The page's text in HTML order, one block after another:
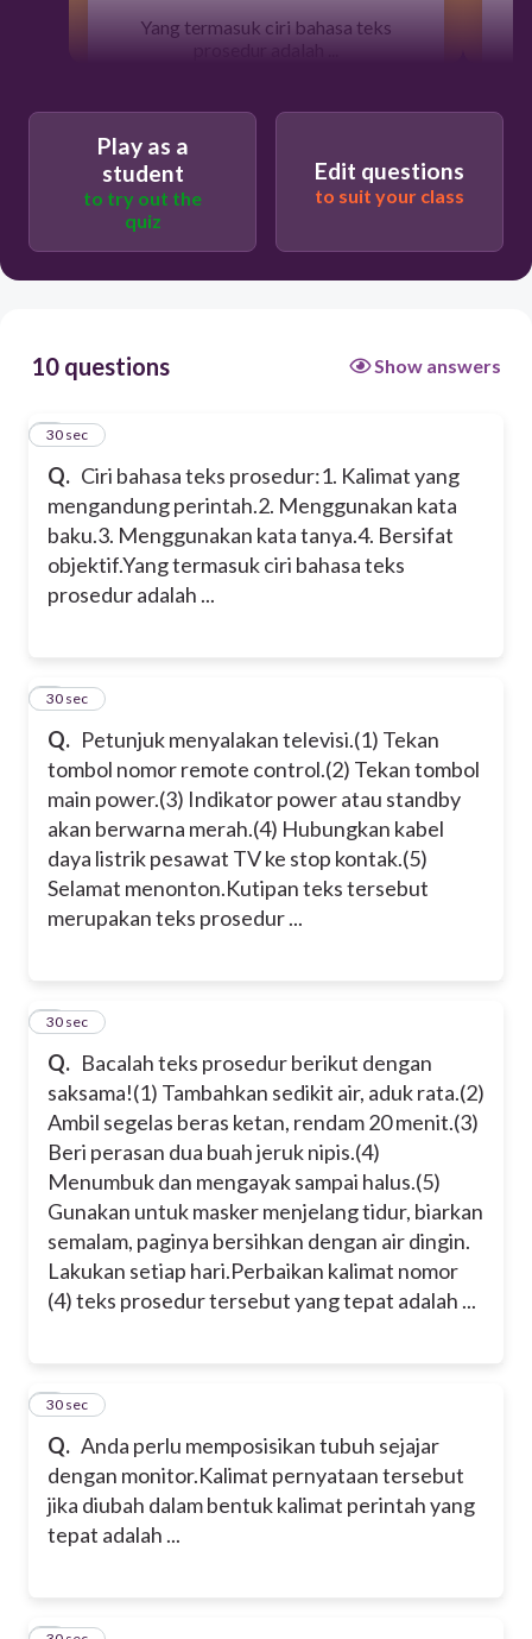
Yang termasuk ciri bahasa teks
prosedur adalah ...
1 dan 2
Play as a
student
to try out the
quiz
Edit questions
to suit your class
10 questions Show answers
Q. Ciri bahasa teks prosedur:1. Kalimat yang
mengandung perintah.2. Menggunakan kata
baku.3. Menggunakan kata tanya.4. Bersifat
objektif.Yang termasuk ciri bahasa teks
prosedur adalah ...
1
30 sec
Q. Petunjuk menyalakan televisi.(1) Tekan
tombol nomor remote control.(2) Tekan tombol
main power.(3) Indikator power atau standby
akan berwarna merah.(4) Hubungkan kabel
daya listrik pesawat TV ke stop kontak.(5)
Selamat menonton.Kutipan teks tersebut
merupakan teks prosedur ...
2
30 sec
Q. Bacalah teks prosedur berikut dengan
saksama!(1) Tambahkan sedikit air, aduk rata.(2)
Ambil segelas beras ketan, rendam 20 menit.(3)
Beri perasan dua buah jeruk nipis.(4)
Menumbuk dan mengayak sampai halus.(5)
Gunakan untuk masker menjelang tidur, biarkan
semalam, paginya bersihkan dengan air dingin.
Lakukan setiap hari.Perbaikan kalimat nomor
(4) teks prosedur tersebut yang tepat adalah ...
3
30 sec
Q. Anda perlu memposisikan tubuh sejajar
dengan monitor.Kalimat pernyataan tersebut
jika diubah dalam bentuk kalimat perintah yang
tepat adalah ...
4
30 sec